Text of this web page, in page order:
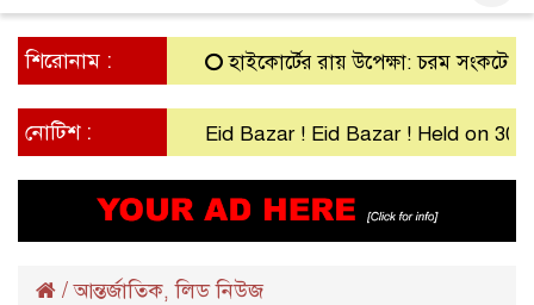
শিরোনাম : হাইকোর্টের রায় উপেক্ষা: চরম সংকটে গ্রামীণ
নোটিশ : Eid Bazar ! Eid Bazar ! Held on 30th
/আন্তর্জাতিক,লিড নিউজ